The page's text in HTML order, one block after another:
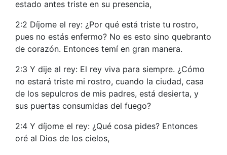
estado antes triste en su presencia,
2:2 Díjome el rey: ¿Por qué está triste tu rostro,
pues no estás enfermo? No es esto sino quebranto
de corazón. Entonces temí en gran manera.
2:3 Y dije al rey: El rey viva para siempre. ¿Cómo
no estará triste mi rostro, cuando la ciudad, casa
de los sepulcros de mis padres, está desierta, y
sus puertas consumidas del fuego?
2:4 Y díjome el rey: ¿Qué cosa pides? Entonces
oré al Dios de los cielos,